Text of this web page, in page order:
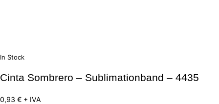
In Stock
Cinta Sombrero – Sublimationband – 4435
0,93 € + IVA